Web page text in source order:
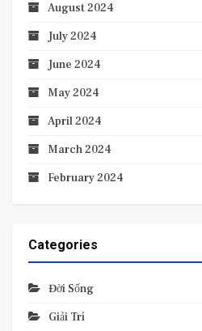
August 2024
July 2024
June 2024
May 2024
April 2024
March 2024
February 2024
Categories
Đời Sống
Giải Trí